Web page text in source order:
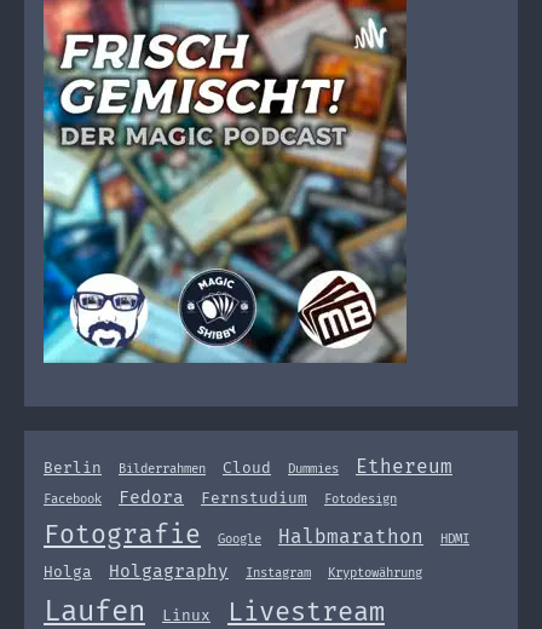
Berlin Bilderrahmen Cloud Dummies Ethereum
Facebook Fedora Fernstudium Fotodesign
Fotografie Google Halbmarathon HDMI
Holga Holgagraphy Instagram Kryptowährung
Laufen Linux Livestream